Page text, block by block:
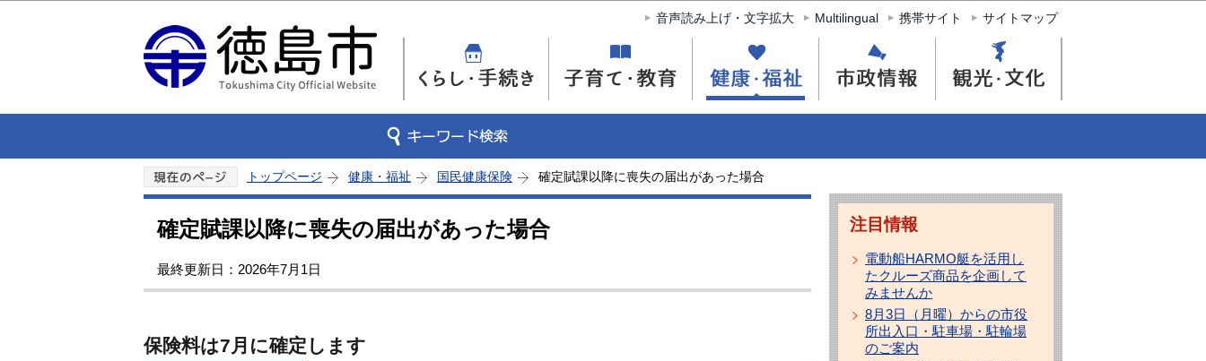
このページの本文へ移動
音声読み上げ・文字拡大 Multilingual 携帯サイト サイトマップ
トップページ 健康・福祉 国民健康保険 確定賦課以降に喪失の届出があった場合
確定賦課以降に喪失の届出があった場合
最終更新日：2026年7月1日
保険料は7月に確定します
注目情報
電動船HARMO艇を活用し
たクルーズ商品を企画して
みませんか
8月3日（月曜）からの市役
所出入口・駐車場・駐輪場
のご案内